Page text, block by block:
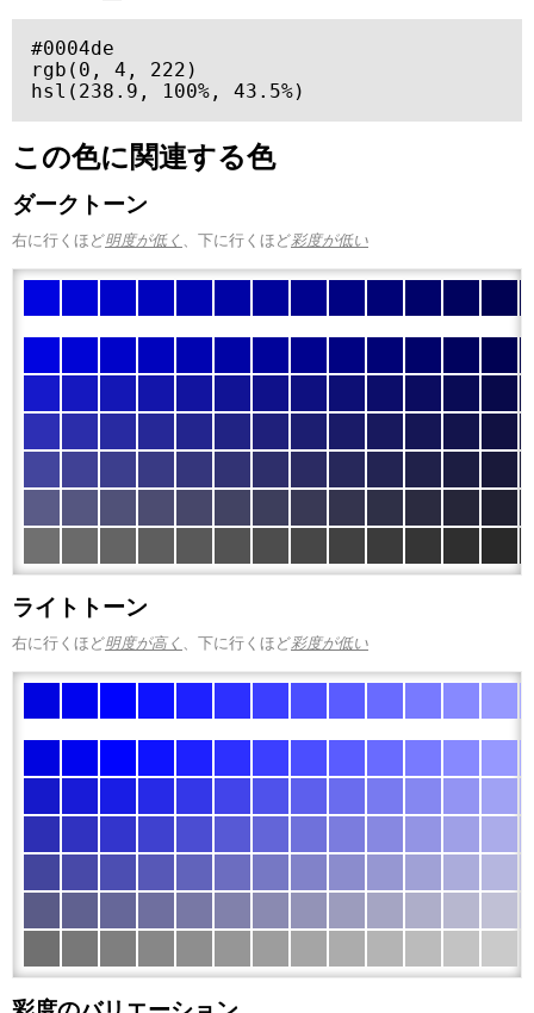
#0004de
rgb(0, 4, 222)
hsl(238.9, 100%, 43.5%)
この色に関連する色
ダークトーン
右に行くほど明度が低く 、下に行くほど彩度が低い
ライトトーン
右に行くほど明度が高く 、下に行くほど彩度が低い